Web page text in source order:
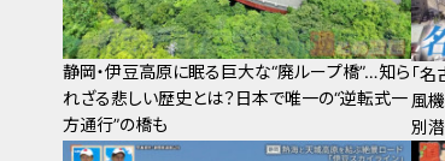
静岡・伊豆高原に眠る巨大な“廃ループ橋”…知ら
れざる悲しい歴史とは？日本で唯一の“逆転式一
方通行”の橋も
「
風
別潜